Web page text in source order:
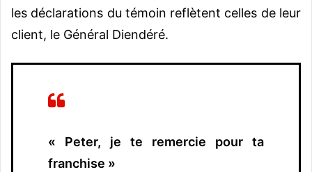
les déclarations du témoin reflètent celles de leur
client, le Général Diendéré.
« Peter, je te remercie pour ta
franchise »